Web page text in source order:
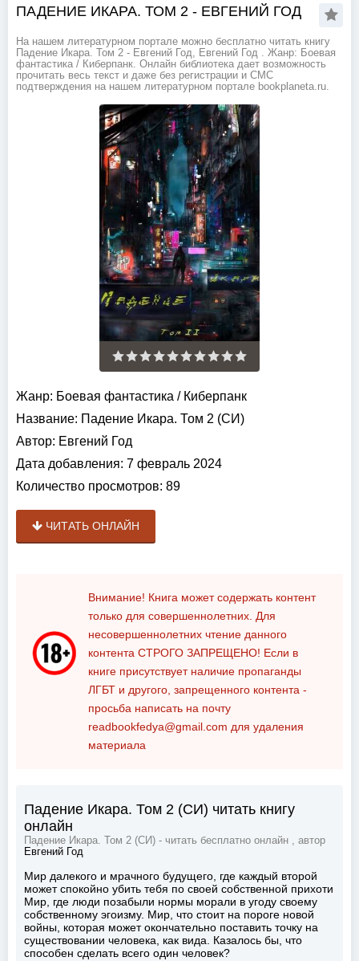
ПАДЕНИЕ ИКАРА. ТОМ 2 - ЕВГЕНИЙ ГОД
На нашем литературном портале можно бесплатно читать книгу
Падение Икара. Том 2 - Евгений Год, Евгений Год . Жанр: Боевая
фантастика / Киберпанк. Онлайн библиотека дает возможность
прочитать весь текст и даже без регистрации и СМС
подтверждения на нашем литературном портале bookplaneta.ru.
Жанр: Боевая фантастика / Киберпанк
Название: Падение Икара. Том 2 (СИ)
Автор: Евгений Год
Дата добавления: 7 февраль 2024
Количество просмотров: 89
ЧИТАТЬ ОНЛАЙН
Внимание! Книга может содержать контент
только для совершеннолетних. Для
несовершеннолетних чтение данного
контента СТРОГО ЗАПРЕЩЕНО! Если в
книге присутствует наличие пропаганды
ЛГБТ и другого, запрещенного контента -
просьба написать на почту
readbookfedya@gmail.com для удаления
материала
Падение Икара. Том 2 (СИ) читать книгу
онлайн
Падение Икара. Том 2 (СИ) - читать бесплатно онлайн , автор
Евгений Год
Мир далекого и мрачного будущего, где каждый второй
может спокойно убить тебя по своей собственной прихоти
Мир, где люди позабыли нормы морали в угоду своему
собственному эгоизму. Мир, что стоит на пороге новой
войны, которая может окончательно поставить точку на
существовании человека, как вида. Казалось бы, что
способен сделать всего один человек?